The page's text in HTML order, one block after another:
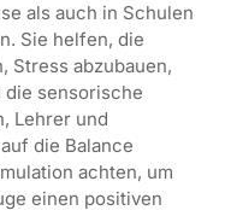
als auch in Schulen
Sie helfen, die
Stress abzubauen,
die sensorische
Lehrer und
die Balance
achten, um
einen positiven